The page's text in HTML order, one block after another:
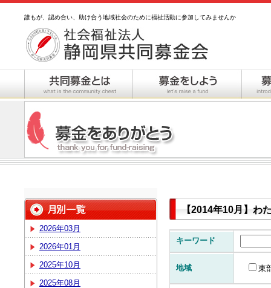
誰もが、認め合い、助け合う地域社会のために福祉活動に参加してみませんか
2026年03月
2026年01月
2025年10月
2025年08月
【2014年10月】わ
キーワード
地域 東